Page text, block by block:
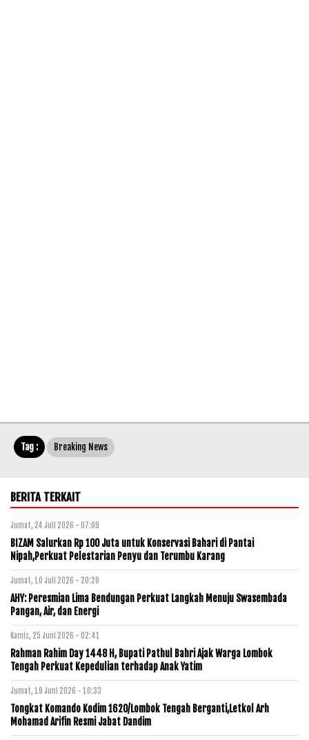
Tag : Breaking News
BERITA TERKAIT
Jumat, 24 Juli 2026 - 07:09
BIZAM Salurkan Rp 100 Juta untuk Konservasi Bahari di Pantai
Nipah,Perkuat Pelestarian Penyu dan Terumbu Karang
Jumat, 10 Juli 2026 - 20:28
AHY: Peresmian Lima Bendungan Perkuat Langkah Menuju Swasembada
Pangan, Air, dan Energi
Kamis, 25 Juni 2026 - 02:41
Rahman Rahim Day 1448 H, Bupati Pathul Bahri Ajak Warga Lombok
Tengah Perkuat Kepedulian terhadap Anak Yatim
Jumat, 19 Juni 2026 - 10:33
Tongkat Komando Kodim 1620/Lombok Tengah Berganti,Letkol Arh
Mohamad Arifin Resmi Jabat Dandim